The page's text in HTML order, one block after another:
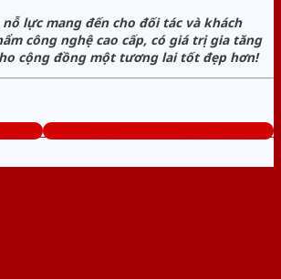
nỗ lực mang đến cho đối tác và khách
công nghệ cao cấp, có giá trị gia tăng
cộng đồng một tương lai tốt đẹp hơn!
Tổng đài tư vấn miễn phí: 0824.400.400